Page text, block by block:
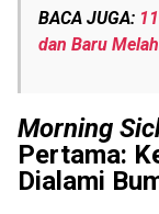
BACA JUGA:
dan Baru
Morning
Pertama:
Dialami